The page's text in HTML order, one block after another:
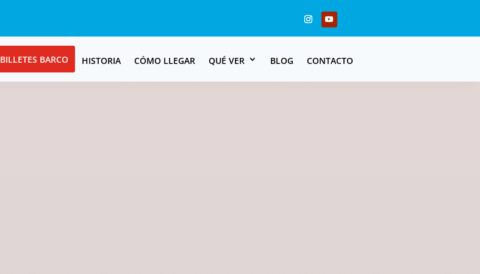
BILLETES BARCO HISTORIA CÓMO LLEGAR QUÉ VER BLOG CONTACTO